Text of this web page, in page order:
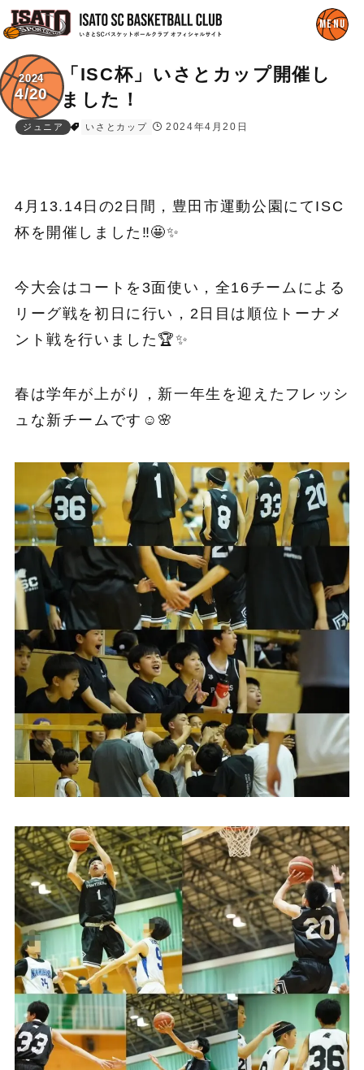
「ISC杯」いさとカップ開催し
ました！
2024
4/20
ジュニア いさとカップ 2024年4月20日
4月13.14日の2日間，豊田市運動公園にてISC
杯を開催しました‼︎🤩✨
今大会はコートを3面使い，全16チームによる
リーグ戦を初日に行い，2日目は順位トーナメ
ント戦を行いました🏆✨
春は学年が上がり，新一年生を迎えたフレッシ
ュな新チームです☺️🌸